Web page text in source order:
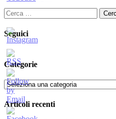
Ricerca
per:
Seguici
Categorie
Categorie
Articoli recenti